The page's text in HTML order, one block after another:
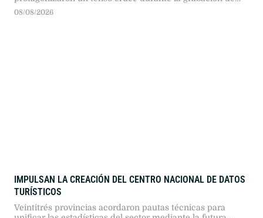
PH, Podemos Hablar. Discrepancias sobre el trabajo
08/08/2026
IMPULSAN LA CREACIÓN DEL CENTRO NACIONAL DE DATOS
TURÍSTICOS
Veintitrés provincias acordaron pautas técnicas para